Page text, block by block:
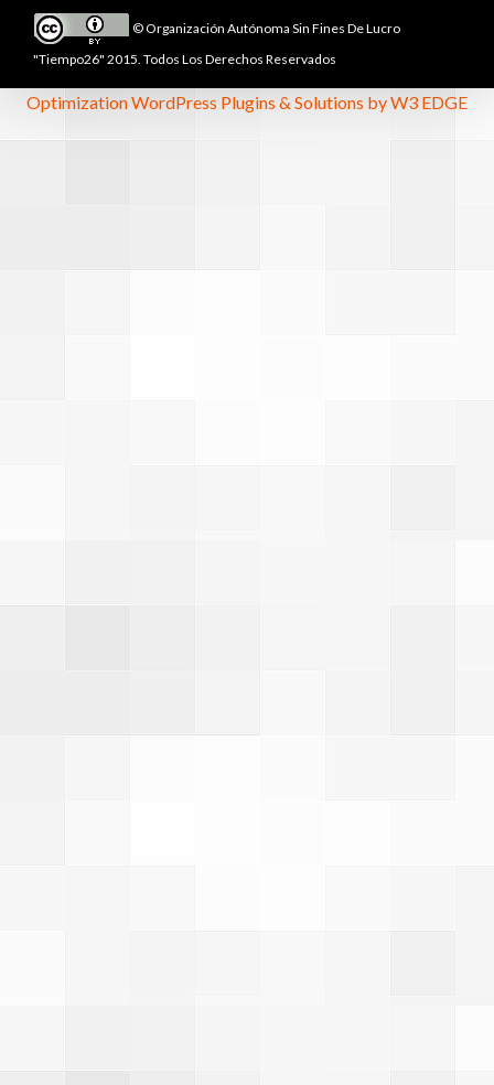
© Organización Autónoma Sin Fines De Lucro
"Tiempo26" 2015. Todos Los Derechos Reservados
Optimization WordPress Plugins & Solutions by W3 EDGE